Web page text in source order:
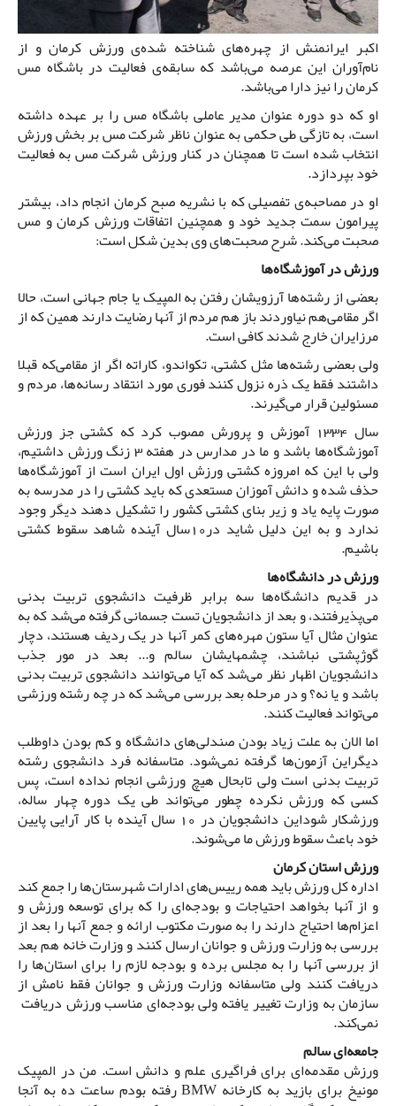
اکبر ایرانمنش از چهره‌های شناخته شده‌ی ورزش کرمان و از
نام‌آوران این عرصه می‌باشد که سابقه‌ی فعالیت در باشگاه مس
کرمان را نیز دارا می‌باشد.
او که دو دوره عنوان مدیر عاملی باشگاه مس را بر عهده داشته
است، به تازگی طی حکمی به عنوان ناظر شرکت مس بر بخش ورزش
انتخاب شده است تا همچنان در کنار ورزش شرکت مس به فعالیت
خود بپردازد.
او در مصاحبه‌ی تفصیلی که با نشریه صبح کرمان انجام داد، بیشتر
پیرامون سمت جدید خود و همچنین اتفاقات ورزش کرمان و مس
صحبت می‌کند. شرح صحبت‌های وی بدین شکل است:
ورزش در آموزشگاه‌ها
بعضی از رشته‌ها آرزویشان رفتن به المپیک یا جام جهانی است، حالا
اگر مقامی‌هم نیاوردند باز هم مردم از آنها رضایت دارند همین که از
مرز‌ایران خارج شدند کافی است.
ولی بعضی رشته‌ها مثل کشتی، تکواندو، کاراته اگر از مقامی‌که قبلا
داشتند فقط یک ذره نزول کنند فوری مورد انتقاد رسانه‌ها، مردم و
مسئولین قرار می‌گیرند.
سال 1334 آموزش و پرورش مصوب کرد که کشتی جز ورزش
آموزشگاه‌ها باشد و ما در مدارس در هفته 3 زنگ ورزش داشتیم،
ولی با ‌این که ‌امروزه کشتی ورزش اول ‌ایران است از آموزشگاه‌ها
حذف شده و دانش آموزان مستعدی که باید کشتی را در مدرسه به
صورت پایه یاد و زیر بنای کشتی کشور را تشکیل دهند دیگر وجود
ندارد و به این دلیل شاید در10سال آینده شاهد سقوط کشتی
باشیم.
ورزش در دانشگاه‌ها
در قدیم دانشگاه‌ها سه برابر ظرفیت دانشجوی تربیت بدنی
می‌پذیرفتند، و بعد از دانشجویان تست جسمانی گرفته می‌شد که به
عنوان مثال آیا ستون مهره‌های کمر آنها در یک ردیف هستند، دچار
گوژپشتی نباشند، چشمهایشان سالم و... بعد در مور جذب
دانشجویان اظهار نظر می‌شد که آیا می‌توانند دانشجوی تربیت بدنی
باشد و یا نه؟ و در مرحله بعد بررسی می‌شد که در چه رشته ورزشی
می‌تواند فعالیت کنند.‌
اما الان به علت زیاد بودن صندلی‌های دانشگاه و کم بودن داوطلب
دیگر‌این آزمون‌ها گرفته نمی‌شود. متاسفانه فرد دانشجوی رشته
تربیت بدنی است ولی تابحال هیچ ورزشی انجام نداده است، پس
کسی که ورزش نکرده چطور می‌تواند طی یک دوره چهار ساله،
ورزشکار شود‌این دانشجویان در 10 سال آینده با کار آرایی پایین
خود باعث سقوط ورزش ما می‌شوند.
ورزش استان کرمان
اداره کل ورزش باید همه رییس‌های ادارات شهرستان‌ها را جمع کند
و از آنها بخواهد احتیاجات و بودجه‌ای را که برای توسعه ورزش و
اعزام‌ها احتیاج دارند را به صورت مکتوب ارائه و جمع آنها را بعد از
بررسی به وزارت ورزش و جوانان ارسال کنند و وزارت خانه هم بعد
از بررسی آنها را به مجلس برده و بودجه لازم را برای استان‌ها را
دریافت کنند ولی متاسفانه وزارت ورزش و جوانان فقط نامش از
سازمان به وزارت تغییر یافته ولی بودجه‌ای مناسب ورزش دریافت
نمی‌کند.
جامعه‌ای سالم
ورزش مقدمه‌ای برای فراگیری علم و دانش است. من در المپیک
مونیخ برای بازید به کارخانه BMW رفته بودم ساعت ده به آنجا